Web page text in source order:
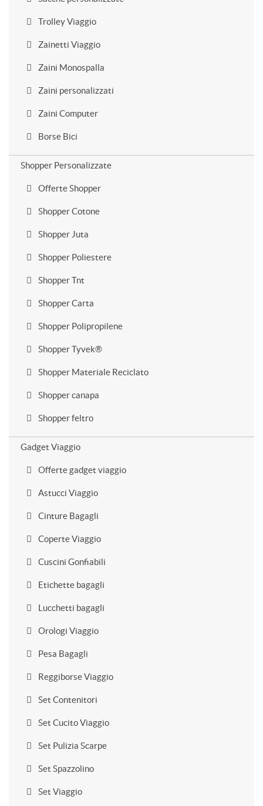
Trolley Viaggio
Zainetti Viaggio
Zaini Monospalla
Zaini personalizzati
Zaini Computer
Borse Bici
Shopper Personalizzate
Offerte Shopper
Shopper Cotone
Shopper Juta
Shopper Poliestere
Shopper Tnt
Shopper Carta
Shopper Polipropilene
Shopper Tyvek®
Shopper Materiale Reciclato
Shopper canapa
Shopper feltro
Gadget Viaggio
Offerte gadget viaggio
Astucci Viaggio
Cinture Bagagli
Coperte Viaggio
Cuscini Gonfiabili
Etichette bagagli
Lucchetti bagagli
Orologi Viaggio
Pesa Bagagli
Reggiborse Viaggio
Set Contenitori
Set Cucito Viaggio
Set Pulizia Scarpe
Set Spazzolino
Set Viaggio